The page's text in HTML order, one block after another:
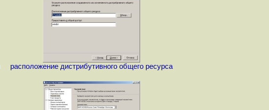
расположение дистрибутивного общего ресурса